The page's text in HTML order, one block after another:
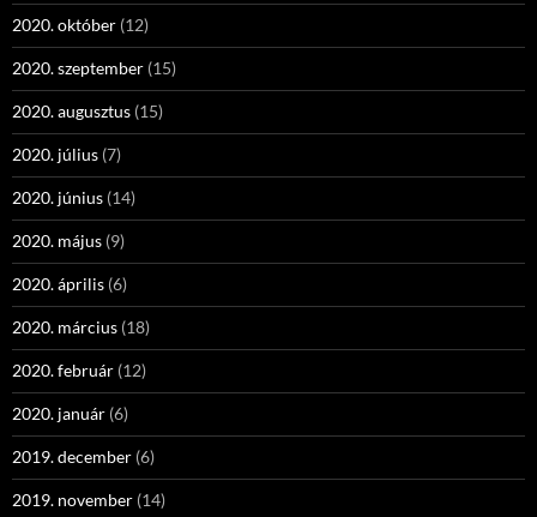
2020. október (12)
2020. szeptember (15)
2020. augusztus (15)
2020. július (7)
2020. június (14)
2020. május (9)
2020. április (6)
2020. március (18)
2020. február (12)
2020. január (6)
2019. december (6)
2019. november (14)